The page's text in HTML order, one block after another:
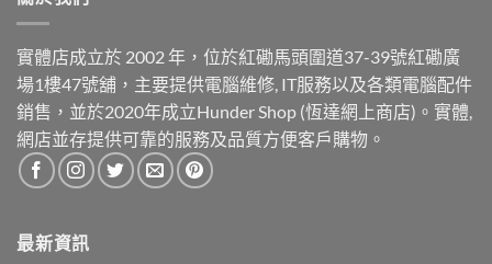
實體店成立於 2002 年，位於紅磡馬頭圍道37-39號紅磡廣
場1樓47號舖，主要提供電腦維修, IT服務以及各類電腦配件
銷售，並於2020年成立Hunder Shop (恆達網上商店)。實體,
網店並存提供可靠的服務及品質方便客戶購物。
最新資訊